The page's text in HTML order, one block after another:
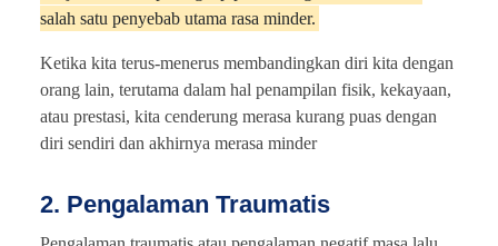
salah satu penyebab utama rasa minder.
Ketika kita terus-menerus membandingkan diri kita dengan
orang lain, terutama dalam hal penampilan fisik, kekayaan,
atau prestasi, kita cenderung merasa kurang puas dengan
diri sendiri dan akhirnya merasa minder
2. Pengalaman Traumatis